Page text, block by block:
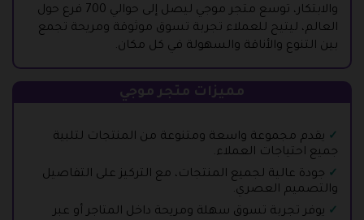
والابتكار، توسع متجر موجي ليصل إلى حوالي 700 فرع حول
العالم، ليتيح للعملاء تجربة تسوق موثوقة ومريحة تجمع
بين التنوع والأناقة والسهولة في كل مكان.
مميزات متجر موجي
يقدم مجموعة واسعة ومتنوعة من المنتجات لتلبية
جميع احتياجات العملاء.
جودة عالية لجميع المنتجات، مع التركيز على التفاصيل
والتصميم العصري.
يوفر تجربة تسوق سهلة ومريحة داخل المتاجر أو عبر